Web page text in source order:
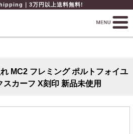
｜3万円以上送料無料!
MC2 フレミング ポルトフォイユ
カーフ X刻印 新品未使用